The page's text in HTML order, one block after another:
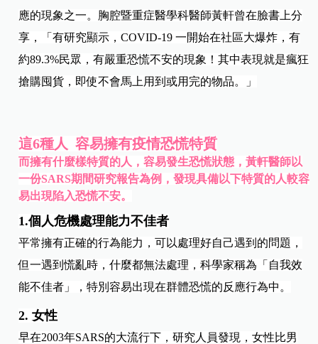
應的現象之一。胸腔暨重症醫學科醫師黃軒曾在臉書上分
享，「有研究顯示，COVID-19 一開始在社區大爆炸，有
約89.3%民眾，有嚴重恐慌不安的現象！其中表現就是瘋狂
搶購囤貨，即使不會馬上用到或用完的物品。」
這6種人 容易擁有疫情恐慌特質
而擁有什麼樣特質的人，容易發生恐慌狀態，黃軒醫師以
一份SARS期間研究報告為例，發現具備以下特質的人較容
易出現陷入恐慌不安。
1.個人危機處理能力不佳者
平常擁有正確的行為能力，可以處理好自己遇到的問題，
但一遇到慌亂時，什麼都無法處理，科學家稱為「自我效
能不佳者」，特別容易出現在群體恐慌的反應行為中。
2. 女性
早在2003年SARS的大流行下，研究人員發現，女性比男